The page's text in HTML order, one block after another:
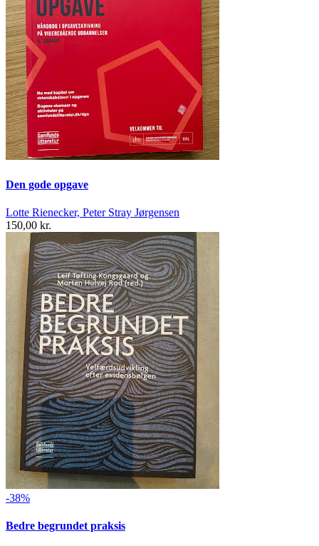
Den gode opgave
Lotte Rienecker, Peter Stray Jørgensen
150,00 kr.
-38%
Bedre begrundet praksis